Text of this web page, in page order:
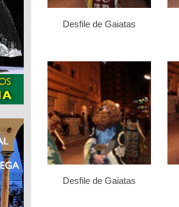
Desfile de Gaiatas
Desfile de Gaiatas